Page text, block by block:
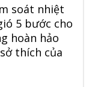
soát nhiệt
5 bước cho
hoàn hảo
thích của